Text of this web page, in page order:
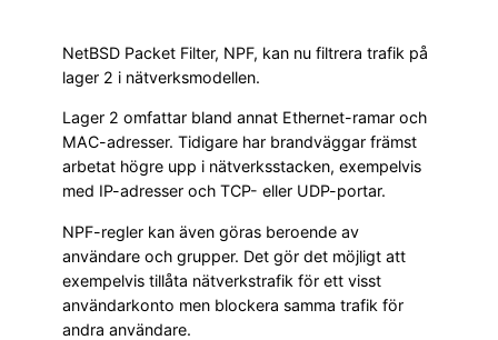
NetBSD Packet Filter, NPF, kan nu filtrera trafik på
lager 2 i nätverksmodellen.
Lager 2 omfattar bland annat Ethernet-ramar och
MAC-adresser. Tidigare har brandväggar främst
arbetat högre upp i nätverksstacken, exempelvis
med IP-adresser och TCP- eller UDP-portar.
NPF-regler kan även göras beroende av
användare och grupper. Det gör det möjligt att
exempelvis tillåta nätverkstrafik för ett visst
användarkonto men blockera samma trafik för
andra användare.